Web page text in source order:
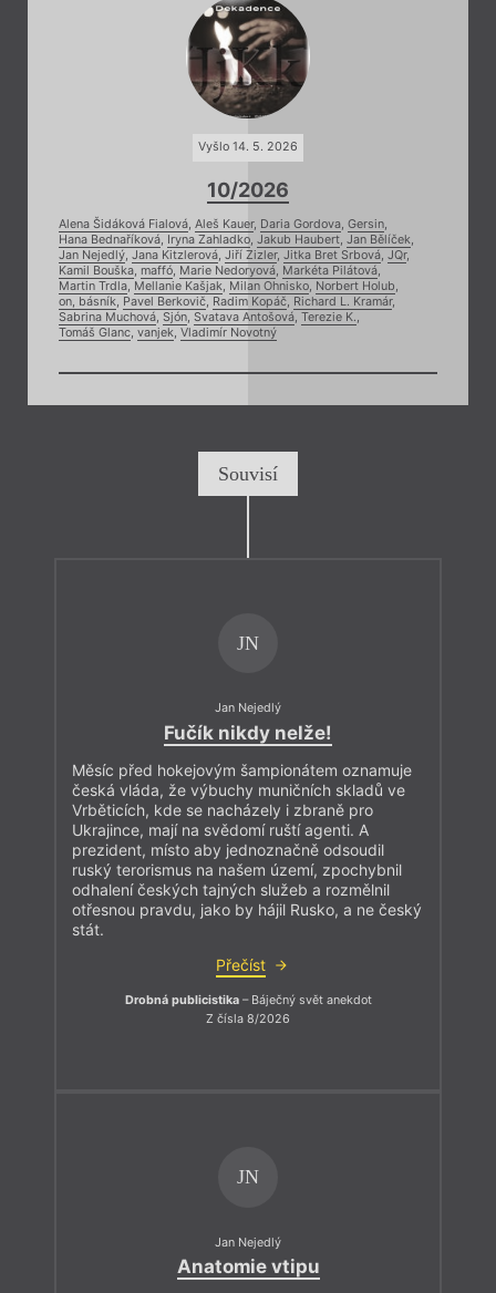
Vyšlo 14. 5. 2026
10/2026
Alena Šidáková Fialová Aleš Kauer, Daria Gordova Gersin
Hana Bednaříková Iryna Zahladko Jakub Haubert Jan Bělíček
Jan Nejedlý Jana Kitzlerová Jiří Zizler, Jitka Bret Srbová JQr,
Kamil Bouška maffó Marie Nedoryová Markéta Pilátová
Martin Trdla Mellanie Kašjak Milan Ohnisko Norbert Holub
on, básník
Pavel Berkovič Radim Kopáč Richard L. Kramár,
Sabrina Muchová Sjón Svatava Antošová Terezie K.
Tomáš Glanc vanjek Vladimír Novotný
Souvisí
JN
Jan Nejedlý
Fučík nikdy nelže!
Měsíc před hokejovým šampionátem oznamuje
česká vláda, že výbuchy muničních skladů ve
Vrběticích, kde se nacházely i zbraně pro
Ukrajince, mají na svědomí ruští agenti. A
prezident, místo aby jednoznačně odsoudil
ruský terorismus na našem území, zpochybnil
odhalení českých tajných služeb a rozmělnil
otřesnou pravdu, jako by hájil Rusko, a ne český
stát.
Přečíst
Drobná publicistika– Báječný svět anekdot
Z čísla 8/2026
JN
Jan Nejedlý
Anatomie vtipu